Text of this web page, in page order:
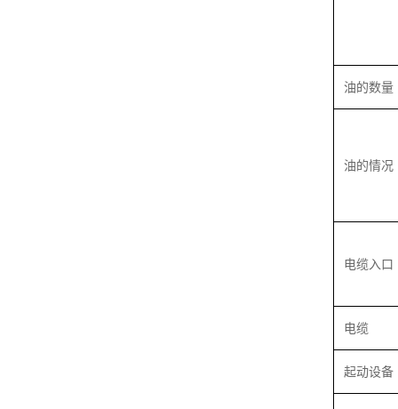
油的数量
油的情况
电缆入口
电缆
起动设备